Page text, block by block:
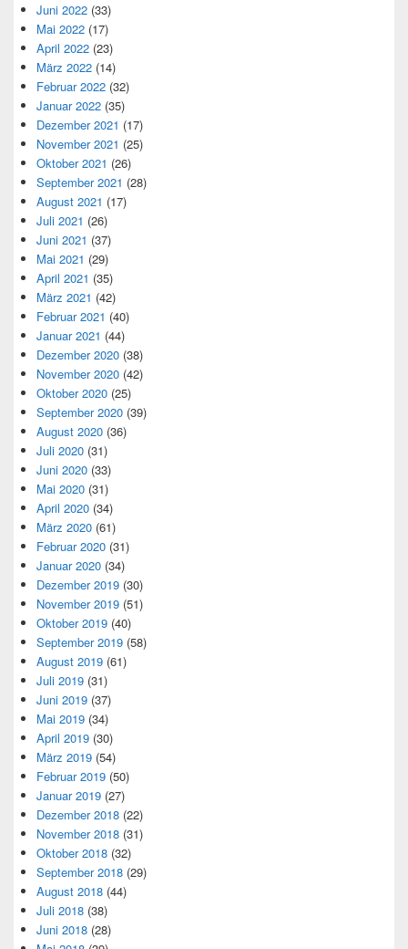
Juni 2022 (33)
Mai 2022 (17)
April 2022 (23)
März 2022 (14)
Februar 2022 (32)
Januar 2022 (35)
Dezember 2021 (17)
November 2021 (25)
Oktober 2021 (26)
September 2021 (28)
August 2021 (17)
Juli 2021 (26)
Juni 2021 (37)
Mai 2021 (29)
April 2021 (35)
März 2021 (42)
Februar 2021 (40)
Januar 2021 (44)
Dezember 2020 (38)
November 2020 (42)
Oktober 2020 (25)
September 2020 (39)
August 2020 (36)
Juli 2020 (31)
Juni 2020 (33)
Mai 2020 (31)
April 2020 (34)
März 2020 (61)
Februar 2020 (31)
Januar 2020 (34)
Dezember 2019 (30)
November 2019 (51)
Oktober 2019 (40)
September 2019 (58)
August 2019 (61)
Juli 2019 (31)
Juni 2019 (37)
Mai 2019 (34)
April 2019 (30)
März 2019 (54)
Februar 2019 (50)
Januar 2019 (27)
Dezember 2018 (22)
November 2018 (31)
Oktober 2018 (32)
September 2018 (29)
August 2018 (44)
Juli 2018 (38)
Juni 2018 (28)